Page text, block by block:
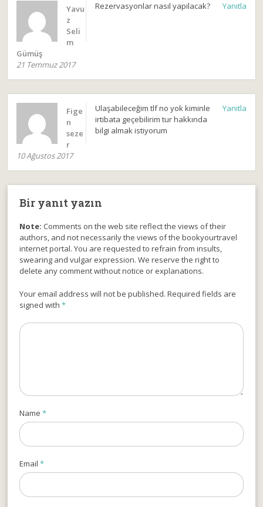
Yavu
z
Seli
m
Gümüş
21 Temmuz 2017
Rezervasyonlar nasıl yapilacak? Yanıtla
Fige
n
seze
r
10 Ağustos 2017
Ulaşabileceğim tlf no yok kiminle
irtibata geçebilirim tur hakkında
bilgi almak istiyorum
Yanıtla
Bir yanıt yazın
Note: Comments on the web site reflect the views of their
authors, and not necessarily the views of the bookyourtravel
internet portal. You are requested to refrain from insults,
swearing and vulgar expression. We reserve the right to
delete any comment without notice or explanations.
Your email address will not be published. Required fields are
signed with*
Name*
Email*